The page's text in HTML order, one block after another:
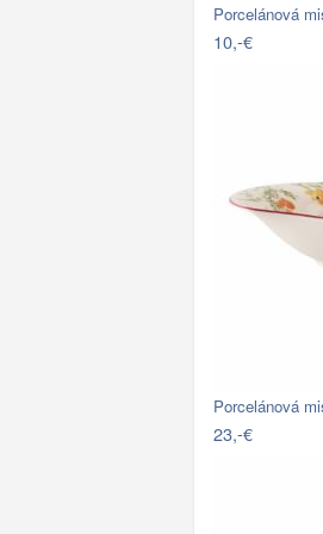
Porcelánová
10,-€
Porcelánová
23,-€